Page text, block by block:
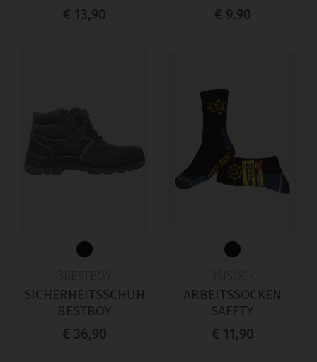
€ 13,90
€ 9,90
SICHERHEITSSCHUH
BESTBOY
€ 36,90
ARBEITSSOCKEN
SAFETY
€ 11,90